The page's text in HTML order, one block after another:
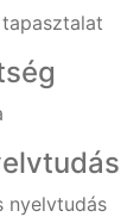
nyelvtudás